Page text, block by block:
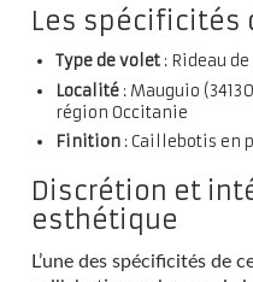
Les spécificités
Type de volet: Rideau
Localité: Mauguio
région Occitanie
Finition: Caillebotis en
Discrétion et
esthétique
L’une des spécificités de